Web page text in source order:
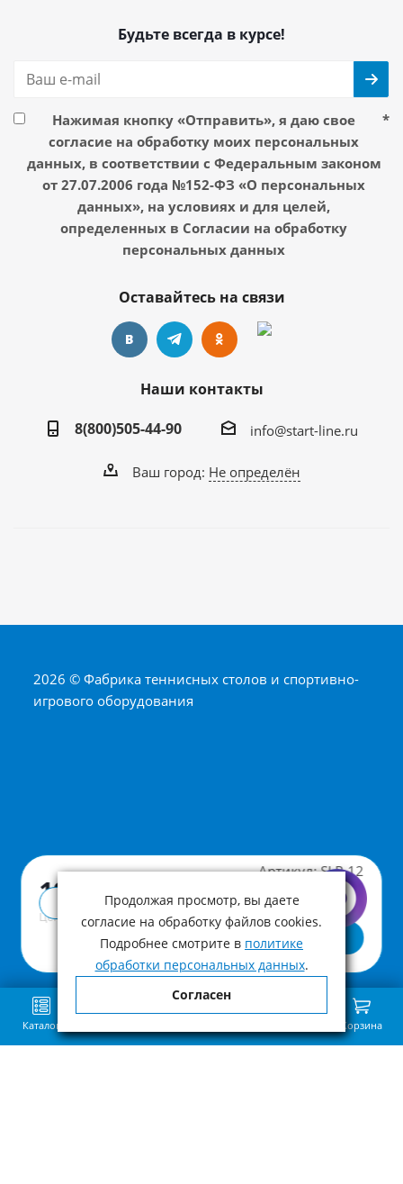
Артикул: SLR-12
19 570 ₽
Цена с учетом НДС
В корзину
Купить в 1 клик
Будьте всегда в курсе!
Нажимая кнопку «Отправить», я даю свое
согласие на обработку моих персональных
данных, в соответствии с Федеральным законом
от 27.07.2006 года №152-ФЗ «О персональных
данных», на условиях и для целей,
определенных в Согласии на обработку
персональных данных
*
Оставайтесь на связи
Наши контакты
8(800)505-44-90
info@start-line.ru
Ваш город: Не определён
2026 © Фабрика теннисных столов и спортивно-
игрового оборудования
Каталог Корзина
Продолжая просмотр, вы даете
согласие на обработку файлов cookies.
Подробнее смотрите в политике
обработки персональных данных.
Согласен